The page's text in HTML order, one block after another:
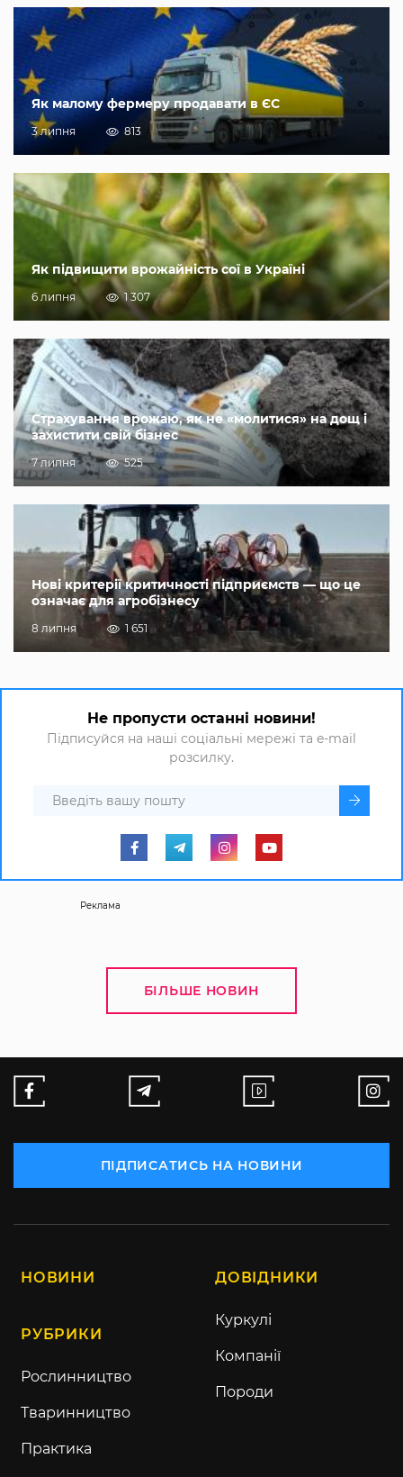
Як малому фермеру продавати в ЄС
3 липня 813
Як підвищити врожайність сої в Україні
6 липня 1 307
Страхування врожаю, як не «молитися» на дощ і
захистити свій бізнес
7 липня 525
Нові критерії критичності підприємств — що це
означає для агробізнесу
8 липня 1 651
Не пропусти останні новини!
Підписуйся на наші соціальні мережі та e-mail
розсилку.
Реклама
БІЛЬШЕ НОВИН
ПІДПИСАТИСЬ НА НОВИНИ
НОВИНИ
РУБРИКИ
Рослинництво
Тваринництво
Практика
ДОВІДНИКИ
Куркулі
Компанії
Породи